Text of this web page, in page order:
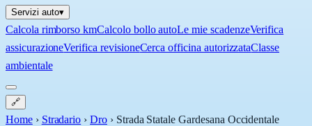
Servizi auto▾
Calcola rimborso kmCalcolo bollo autoLe mie scadenzeVerifica
assicurazioneVerifica revisioneCerca officina autorizzataClasse
ambientale
🔗
Home › Stradario › Dro › Strada Statale Gardesana Occidentale